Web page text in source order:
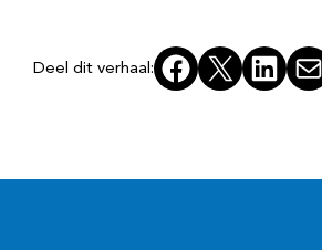
Deel dit verhaal: Facebook
X LinkedInE-mail